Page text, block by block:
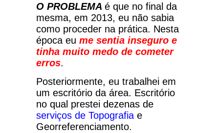
O PROBLEMA é que no final da
mesma, em 2013, eu não sabia
como proceder na prática. Nesta
época eu me sentia inseguro e
tinha muito medo de cometer
erros.
Posteriormente, eu trabalhei em
um escritório da área. Escritório
no qual prestei dezenas de
serviços de Topografia e
Georreferenciamento.